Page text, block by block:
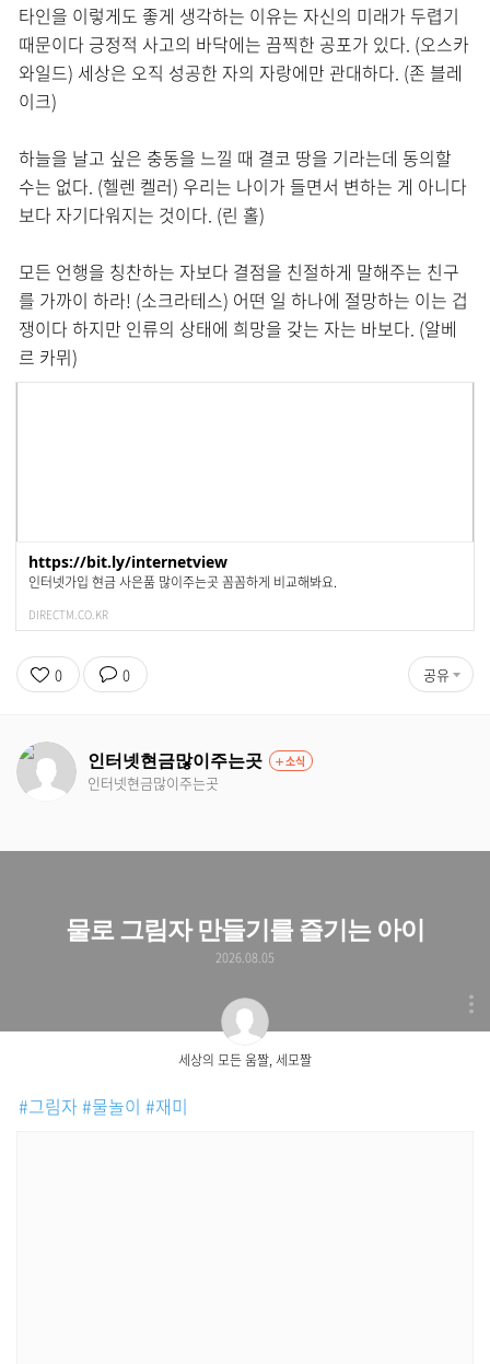
타인을 이렇게도 좋게 생각하는 이유는 자신의 미래가 두렵기
때문이다 긍정적 사고의 바닥에는 끔찍한 공포가 있다. (오스카
와일드) 세상은 오직 성공한 자의 자랑에만 관대하다. (존 블레
이크)
하늘을 날고 싶은 충동을 느낄 때 결코 땅을 기라는데 동의할
수는 없다. (헬렌 켈러) 우리는 나이가 들면서 변하는 게 아니다
보다 자기다워지는 것이다. (린 홀)
모든 언행을 칭찬하는 자보다 결점을 친절하게 말해주는 친구
를 가까이 하라! (소크라테스) 어떤 일 하나에 절망하는 이는 겁
쟁이다 하지만 인류의 상태에 희망을 갖는 자는 바보다. (알베
르 카뮈)
https://bit.ly/internetview
인터넷가입 현금 사은품 많이주는곳 꼼꼼하게 비교해봐요.
DIRECTM.CO.KR
0 0 공유
소식
인터넷현금많이주는곳
인터넷현금많이주는곳
물로 그림자 만들기를 즐기는 아이
2026.08.05
세상의 모든 움짤, 세모짤
#그림자#물놀이 #재미